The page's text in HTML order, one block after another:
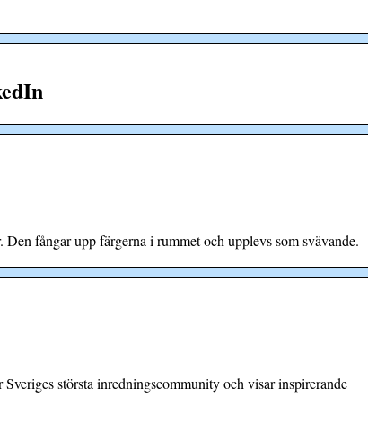
fångar upp färgerna i rummet och upplevs som svävande.
största inredningscommunity och visar inspirerande